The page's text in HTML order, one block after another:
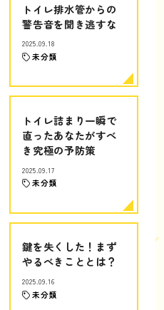
トイレ排水管からの
警告音を聞き逃すな
2025.09.18
未分類
トイレ詰まり一瞬で
直ったあなたがすべ
き究極の予防策
2025.09.17
未分類
鍵を失くした！まず
やるべきこととは？
2025.09.16
未分類